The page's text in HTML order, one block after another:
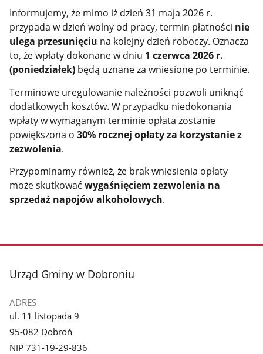
Informujemy, że mimo iż dzień 31 maja 2026 r.
przypada w dzień wolny od pracy, termin płatności nie
ulega przesunięciu na kolejny dzień roboczy. Oznacza
to, że wpłaty dokonane w dniu 1 czerwca 2026 r.
(poniedziałek)będą uznane za wniesione po terminie.
Terminowe uregulowanie należności pozwoli uniknąć
dodatkowych kosztów. W przypadku niedokonania
wpłaty w wymaganym terminie opłata zostanie
powiększona o 30% rocznej opłaty za korzystanie z
zezwolenia.
Przypominamy również, że brak wniesienia opłaty
może skutkować wygaśnięciem zezwolenia na
sprzedaż napojów alkoholowych.
stopka
Urząd Gminy w Dobroniu
ADRES
ul. 11 listopada 9
95-082 Dobroń
NIP 731-19-29-836